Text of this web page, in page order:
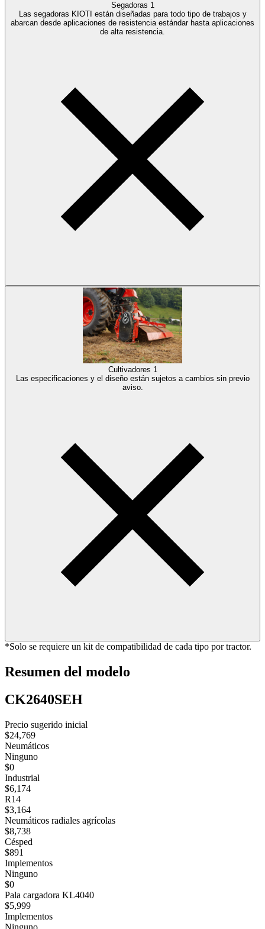
Segadoras 1
Las segadoras KIOTI están diseñadas para todo tipo de trabajos y
abarcan desde aplicaciones de resistencia estándar hasta aplicaciones
de alta resistencia.
Cultivadores 1
Las especificaciones y el diseño están sujetos a cambios sin previo
aviso.
*Solo se requiere un kit de compatibilidad de cada tipo por tractor.
Resumen del modelo
CK2640SEH
Precio sugerido inicial
$24,769
Neumáticos
Ninguno
$0
Industrial
$6,174
R14
$3,164
Neumáticos radiales agrícolas
$8,738
Césped
$891
Implementos
Ninguno
$0
Pala cargadora KL4040
$5,999
Implementos
Ninguno